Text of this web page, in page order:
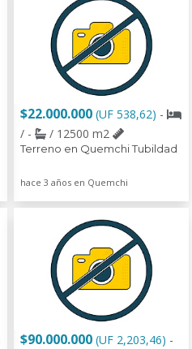
$22.000.000 (UF 538,62) -
/ -
/ 12500 m2
Terreno en Quemchi Tubildad
hace 3 años en Quemchi
$90.000.000 (UF 2,203,46) -